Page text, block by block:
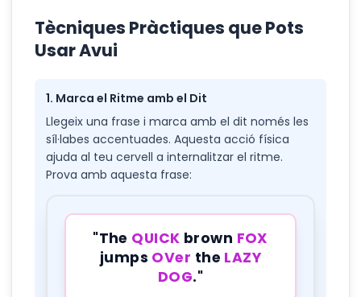
Tècniques Pràctiques que Pots
Usar Avui
1. Marca el Ritme amb el Dit
Llegeix una frase i marca amb el dit només les
síl·labes accentuades. Aquesta acció física
ajuda al teu cervell a internalitzar el ritme.
Prova amb aquesta frase:
"The QUICK brown FOX
jumps OVer the LAZY
DOG."